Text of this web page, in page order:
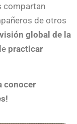
compartan
de otros
visión global de la
practicar
conocer